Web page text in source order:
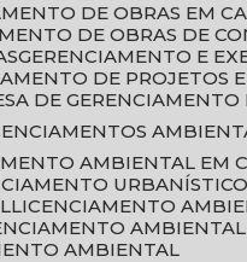
DE OBRAS EM
DE OBRAS DE
GERENCIAMENTO E
DE PROJETOS
DE
AMBIENTAL EM
LICENCIAMENTO
AMBIENTAL